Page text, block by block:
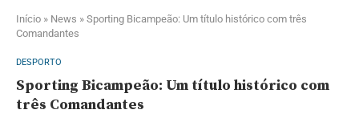
Início » News » Sporting Bicampeão: Um título histórico com três
Comandantes
DESPORTO
Sporting Bicampeão: Um título histórico com
três Comandantes